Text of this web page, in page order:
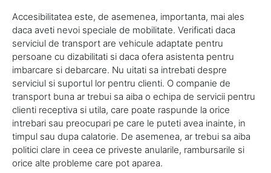
Accesibilitatea este, de asemenea, importanta, mai ales
daca aveti nevoi speciale de mobilitate. Verificati daca
serviciul de transport are vehicule adaptate pentru
persoane cu dizabilitati si daca ofera asistenta pentru
imbarcare si debarcare. Nu uitati sa intrebati despre
serviciul si suportul lor pentru clienti. O companie de
transport buna ar trebui sa aiba o echipa de servicii pentru
clienti receptiva si utila, care poate raspunde la orice
intrebari sau preocupari pe care le puteti avea inainte, in
timpul sau dupa calatorie. De asemenea, ar trebui sa aiba
politici clare in ceea ce priveste anularile, rambursarile si
orice alte probleme care pot aparea.